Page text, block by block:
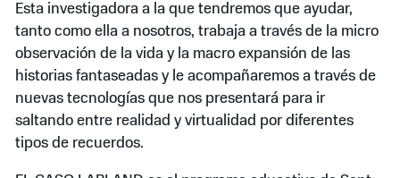
Esta investigadora a la que tendremos que ayudar,
tanto como ella a nosotros, trabaja a través de la micro
observación de la vida y la macro expansión de las
historias fantaseadas y le acompañaremos a través de
nuevas tecnologías que nos presentará para ir
saltando entre realidad y virtualidad por diferentes
tipos de recuerdos.